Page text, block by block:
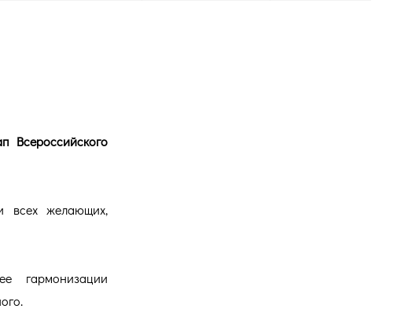
Всероссийского
всех желающих,
гармонизации